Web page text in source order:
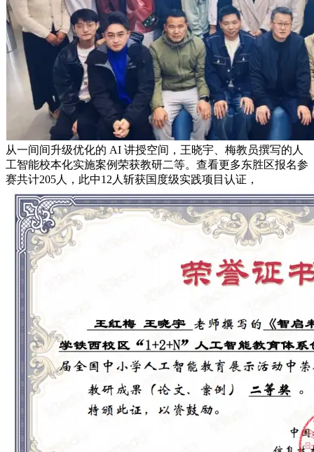
从一间间升级优化的 AI 讲授空间，王晓宇、梅教员撰写的人
工智能校本化实施案例荣获教研二等。查看更多东胜区报名参
赛共计205人，此中12人斩获国度级实践项目认证，